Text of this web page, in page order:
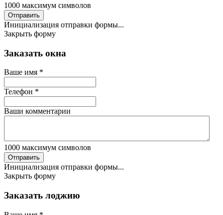
1000 максимум символов
Отправить
Инициализация отправки формы...
Закрыть форму
Заказать окна
Ваше имя *
Телефон *
Ваши комментарии
1000 максимум символов
Отправить
Инициализация отправки формы...
Закрыть форму
Заказать лоджию